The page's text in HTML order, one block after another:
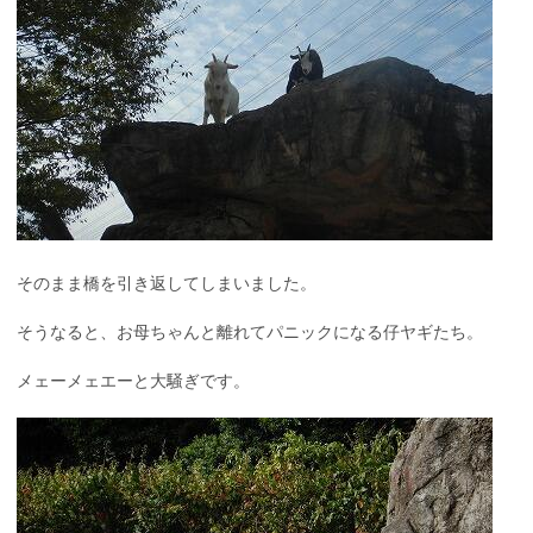
そのまま橋を引き返してしまいました。
そうなると、お母ちゃんと離れてパニックになる仔ヤギたち。
メェーメェエーと大騒ぎです。